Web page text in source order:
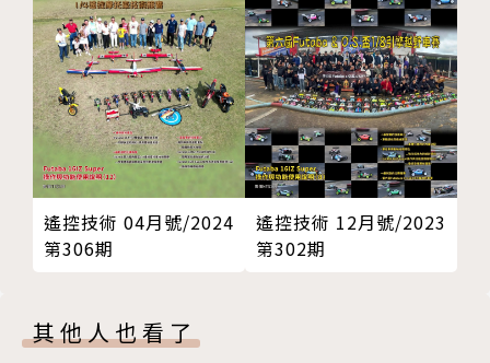
遙控技術 04月號/2024
第306期
遙控技術 12月號/2023
第302期
其他人也看了